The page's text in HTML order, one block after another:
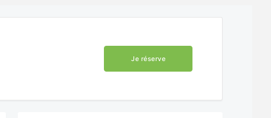
Je réserve